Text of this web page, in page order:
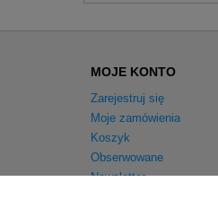
MOJE KONTO
Zarejestruj się
Moje zamówienia
Koszyk
Obserwowane
Newsletter